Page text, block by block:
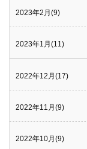
2023年2月(9)
2023年1月(11)
2022年12月(17)
2022年11月(9)
2022年10月(9)